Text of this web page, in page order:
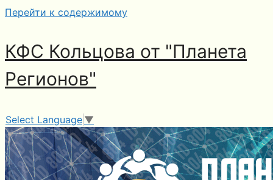
Перейти к содержимому
КФС Кольцова от "Планета
Регионов"
Select Language ▼